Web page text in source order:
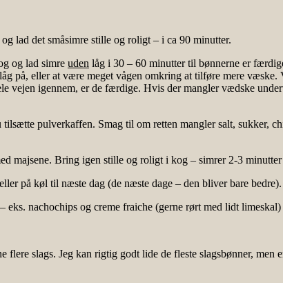
lad det småsimre stille og roligt – i ca 90 minutter.
og lad simre uden låg i 30 – 60 minutter til bønnerne er
på, eller at være meget vågen omkring at tilføre mere
vejen igennem, er de færdige. Hvis der mangler vædske
pulverkaffen. Smag til om retten mangler salt, sukker,
majsene. Bring igen stille og roligt i kog – simrer 2-3
på køl til næste dag (de næste dage – den bliver bare bedre).
nachochips og creme fraiche (gerne rørt med lidt
flere slags. Jeg kan rigtig godt lide de fleste slagsbønner,